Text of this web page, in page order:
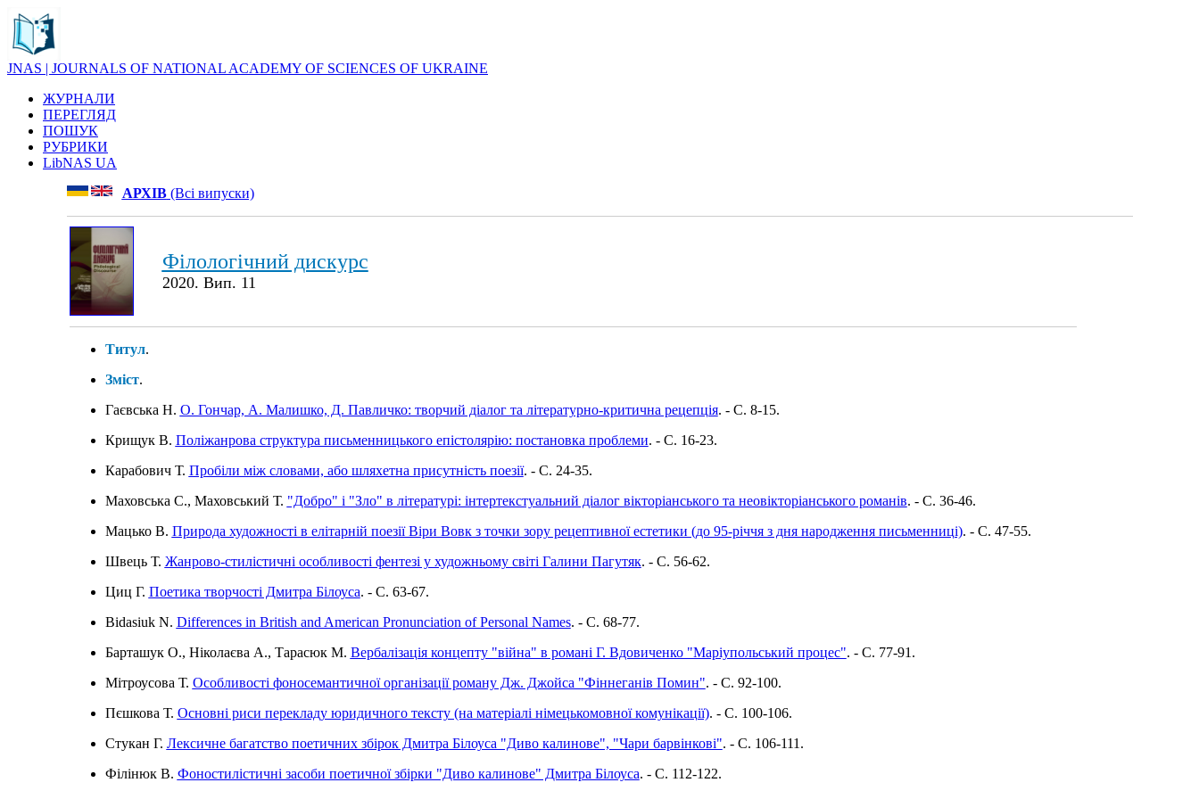
JNAS | JOURNALS OF NATIONAL ACADEMY OF SCIENCES OF UKRAINE
ЖУРНАЛИ
ПЕРЕГЛЯД
ПОШУК
РУБРИКИ
LibNAS UA
АРХІВ(Всі випуски)
Філологічний дискурс
2020. Вип. 11
Титул.
Зміст.
Гаєвська Н. О. Гончар, А. Малишко, Д. Павличко: творчий діалог та літературно-критична рецепція. - C. 8-15.
Крищук В. Поліжанрова структура письменницького епістолярію: постановка проблеми. - C. 16-23.
Карабович Т. Пробіли між словами, або шляхетна присутність поезії. - C. 24-35.
Маховська С., Маховський Т. "Добро" і "Зло" в літературі: інтертекстуальний діалог вікторіанського та неовікторіанського романів. - C. 36-46.
Мацько В. Природа художності в елітарній поезії Віри Вовк з точки зору рецептивної естетики (до 95-річчя з дня народження письменниці). - C. 47-55.
Швець Т. Жанрово-стилістичні особливості фентезі у художньому світі Галини Пагутяк. - C. 56-62.
Циц Г. Поетика творчості Дмитра Білоуса. - C. 63-67.
Bidasiuk N. Differences in British and American Pronunciation of Personal Names. - C. 68-77.
Барташук О., Ніколаєва А., Тарасюк М. Вербалізація концепту "війна" в романі Г. Вдовиченко "Маріупольський процес". - C. 77-91.
Мітроусова Т. Особливості фоносемантичної організації роману Дж. Джойса "Фіннеганів Помин". - C. 92-100.
Пєшкова Т. Основні риси перекладу юридичного тексту (на матеріалі німецькомовної комунікації). - C. 100-106.
Стукан Г. Лексичне багатство поетичних збірок Дмитра Білоуса "Диво калинове", "Чари барвінкові". - C. 106-111.
Філінюк В. Фоностилістичні засоби поетичної збірки "Диво калинове" Дмитра Білоуса. - C. 112-122.